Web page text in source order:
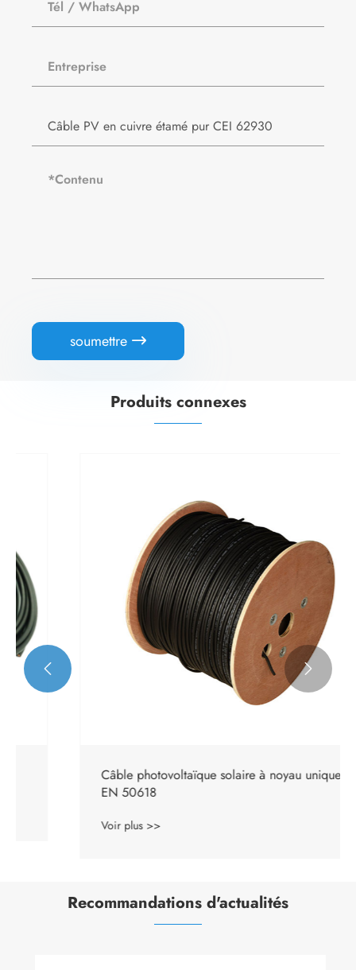
soumettre 
Produits connexes
Câble photovoltaïque solaire à noyau unique
EN 50618
Voir plus >>
 
Recommandations d'actualités